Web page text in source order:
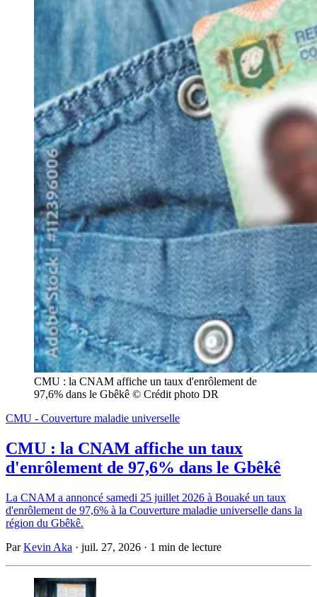
CMU : la CNAM affiche un taux d'enrôlement de
97,6% dans le Gbêkê © Crédit photo DR
CMU - Couverture maladie universelle
CMU : la CNAM affiche un taux
d'enrôlement de 97,6% dans le Gbêkê
La CNAM a annoncé samedi 25 juillet 2026 à Bouaké un taux
d'enrôlement de 97,6% à la Couverture maladie universelle dans la
région du Gbêkê.
ParKevin Aka · juil. 27, 2026 · 1 min de lecture